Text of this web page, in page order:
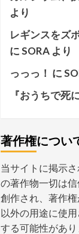
より
レギンスをズ
にSORAより
っっっ！ に
『おうちで死
著作権につい
当サイトに掲示
の著作物一切は
創作され、著作
以外の用途に使
する可能性があ